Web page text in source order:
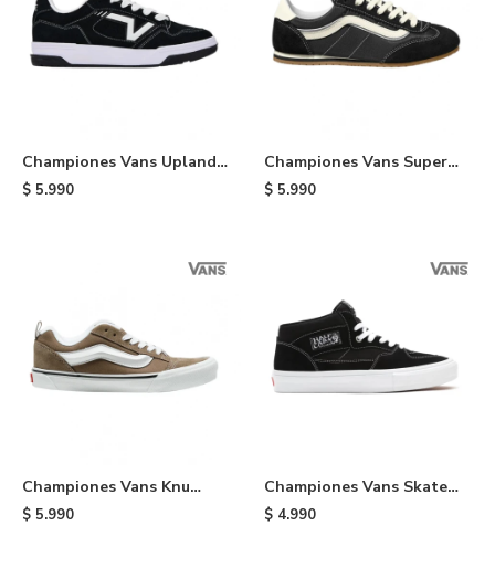
Championes Vans Upland -
Black
$ 5.990
Championes Vans Super
Lowpro - Black
$ 5.990
Championes Vans Knu
Skool - Brown
$ 5.990
Championes Vans Skate
Half Cab - Black/white
$ 4.990